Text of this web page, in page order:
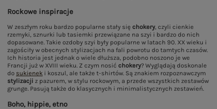
Rockowe inspiracje
W zeszłym roku bardzo popularne stały się chokery, czyli cienkie
rzemyki, sznurki lub tasiemki przewiązane na szyi i bardzo do nich
dopasowane. Takie ozdoby szyi były popularne w latach 90. XX wieku i
zagościły w obecnych stylizacjach na fali powrotu do tamtych czasów.
Ich historia jest jednak o wiele dłuższa, podobno noszono je we
Francji już w XVIII wieku. Z czym nosić chokery? Wyglądają doskonale
do sukienek i koszul, ale także t-shirtów. Są znakiem rozpoznawczym
stylizacji z pazurem, w stylu rockowym, a przede wszystkich zestawów
grunge. Pasują także do klasycznych i minimalistycznych zestawień.
Boho, hippie, etno